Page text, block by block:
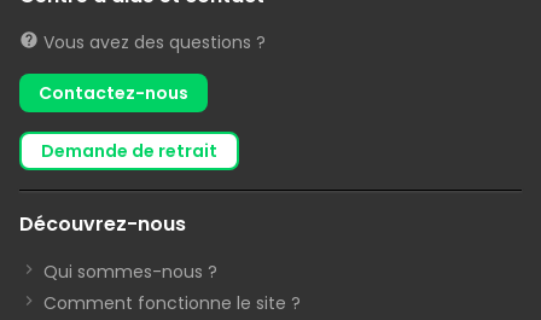
Vous avez des questions ?
Contactez-nous
demande de retrait
Découvrez-nous
Qui sommes-nous ?
Comment fonctionne le site ?